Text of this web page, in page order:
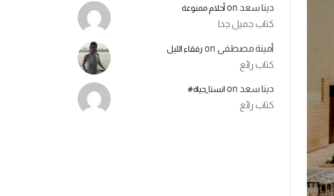
دينا سعد onأحلام ممنوعة
كتاب جميل جدا
أمينة مصطفى on رفقاء الليل
كتاب رائع
دينا سعد onانستا_حياة#
كتاب رائع